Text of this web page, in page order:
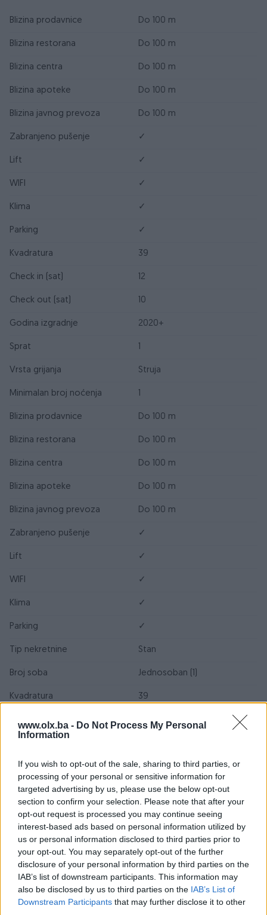
www.olx.ba - Do Not Process My Personal
Information
If you wish to opt-out of the sale, sharing to third parties, or
processing of your personal or sensitive information for
targeted advertising by us, please use the below opt-out
section to confirm your selection. Please note that after your
opt-out request is processed you may continue seeing
interest-based ads based on personal information utilized by
us or personal information disclosed to third parties prior to
your opt-out. You may separately opt-out of the further
disclosure of your personal information by third parties on the
IAB’s list of downstream participants. This information may
also be disclosed by us to third parties on the IAB’s List of
Downstream Participants that may further disclose it to other
Blizina prodavnice Do 100 m
Blizina restorana Do 100 m
Blizina centra Do 100 m
Blizina apoteke Do 100 m
Blizina javnog prevoza Do 100 m
Zabranjeno pušenje ✓
Lift ✓
WIFI ✓
Klima ✓
Parking ✓
Kvadratura 39
Check in (sat) 12
Check out (sat) 10
Godina izgradnje 2020+
Sprat 1
Vrsta grijanja Struja
Minimalan broj noćenja 1
Blizina prodavnice Do 100 m
Blizina restorana Do 100 m
Blizina centra Do 100 m
Blizina apoteke Do 100 m
Blizina javnog prevoza Do 100 m
Zabranjeno pušenje ✓
Lift ✓
WIFI ✓
Klima ✓
Parking ✓
Tip nekretnine Stan
Broj soba Jednosoban (1)
Kvadratura 39
Check in (sat)
Godina izgradnje 2020+
Sprat 1
Vrsta grijanja Struja
Minimalan broj noćenja 1
Blizina prodavnice Do 100 m
Blizina centra Do 100 m